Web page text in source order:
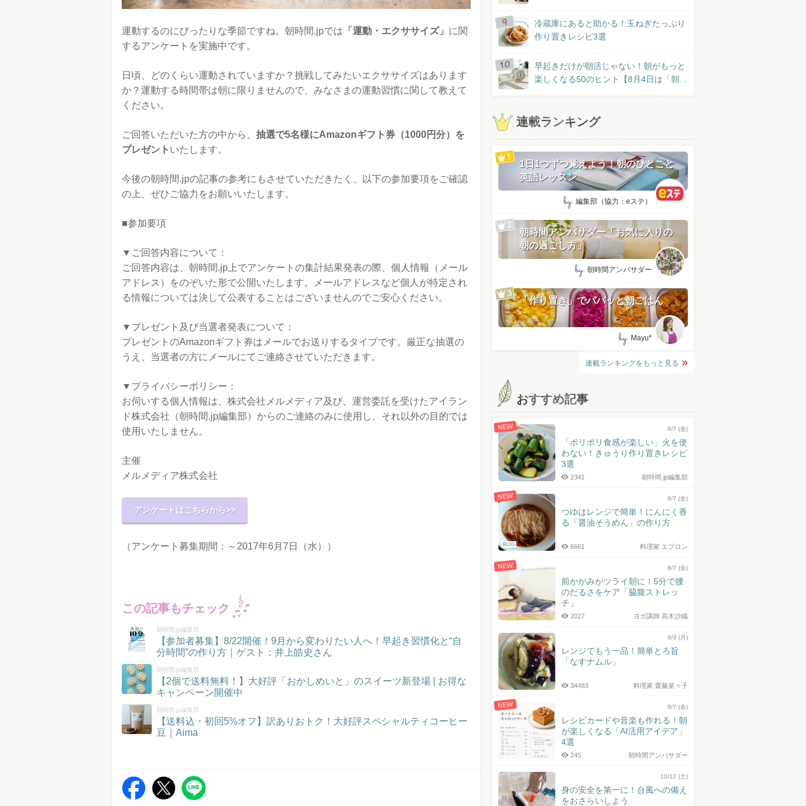
運動するのにぴったりな季節ですね。朝時間.jpでは 「運動・エクササイズ」 に関
するアンケートを実施中です。
日頃、どのくらい運動されていますか？挑戦してみたいエクササイズはあります
か？運動する時間帯は朝に限りませんので、みなさまの運動習慣に関して教えて
ください。
ご回答いただいた方の中から、 抽選で5名様にAmazonギフト券（1000円分）を
プレゼント いたします。
今後の朝時間.jpの記事の参考にもさせていただきたく、以下の参加要項をご確認
の上、ぜひご協力をお願いいたします。
■参加要項
▼ご回答内容について：
ご回答内容は、朝時間.jp上でアンケートの集計結果発表の際、個人情報（メール
アドレス）をのぞいた形で公開いたします。メールアドレスなど個人が特定され
る情報については決して公表することはございませんのでご安心ください。
▼プレゼント及び当選者発表について：
プレゼントのAmazonギフト券はメールでお送りするタイプです。厳正な抽選の
うえ、当選者の方にメールにてご連絡させていただきます。
▼プライバシーポリシー：
お伺いする個人情報は、株式会社メルメディア及び、運営委託を受けたアイラン
ド株式会社（朝時間.jp編集部）からのご連絡のみに使用し、それ以外の目的では
使用いたしません。
主催
メルメディア株式会社
アンケートはこちらから>>
（アンケート募集期間：～2017年6月7日（水））
この記事もチェック
朝時間.jp編集部
【参加者募集】8/22開催！9月から変わりたい人へ！早起き習慣化と“自
分時間”の作り方｜ゲスト：井上皓史さん
朝時間.jp編集部
【2個で送料無料！】大好評「おかしめいと」のスイーツ新登場 | お得な
キャンペーン開催中
朝時間.jp編集部
【送料込・初回5%オフ】訳ありおトク！大好評スペシャルティコーヒー
豆｜Aima
冷蔵庫にあると助かる！玉ねぎたっぷり
作り置きレシピ3選
早起きだけが朝活じゃない！朝がもっと
楽しくなる50のヒント【8月4日は「朝...
連載ランキング
1日1つずつ覚えよう！朝のひとこと
英語レッスン
by: 編集部（協力：eステ）
朝時間アンバサダー「お気に入りの
朝の過ごし方」
by: 朝時間アンバサダー
「作り置き」でパパッと朝ごはん
by: Mayu*
連載ランキングをもっと見る
おすすめ記事
NEW 8/7 (金)
「ポリポリ食感が楽しい」火を使
わない！きゅうり作り置きレシピ
3選
朝時間.jp編集部
2341
NEW
BLOG
8/7 (金)
つゆはレンジで簡単！にんにく香
る「醤油そうめん」の作り方
料理家 エプロン
6661
NEW 8/7 (金)
前かがみがツライ朝に！5分で腰
のだるさをケア「脇腹ストレッ
チ」
ヨガ講師 高木沙織
2027
8/3 (月)
レンジでもう一品！簡単とろ旨
「なすナムル」
料理家 齋藤菜々子
34483
NEW 8/7 (金)
レシピカードや音楽も作れる！朝
が楽しくなる「AI活用アイデア」
4選
朝時間アンバサダー
245
10/12 (土)
身の安全を第一に！台風への備え
をおさらいしよう